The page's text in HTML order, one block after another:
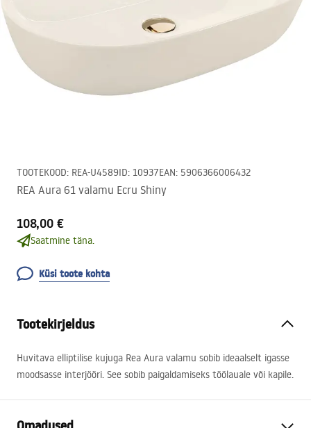
TOOTEKOOD: REA-U4589ID: 10937EAN: 5906366006432
REA Aura 61 valamu Ecru Shiny
108,00 €
Saatmine täna.
Küsi toote kohta
Tootekirjeldus
Huvitava elliptilise kujuga Rea Aura valamu sobib ideaalselt igasse
moodsasse interjööri. See sobib paigaldamiseks töölauale või kapile.